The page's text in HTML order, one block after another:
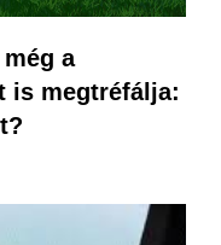
a
is megtréfálja: